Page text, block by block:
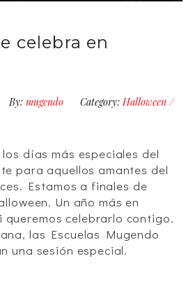
celebra en
By: mugendo Category: Halloween/
días más especiales del
para aquellos amantes del
Estamos a finales de
Un año más en
queremos celebrarlo contigo.
las Escuelas Mugendo
una sesión especial.